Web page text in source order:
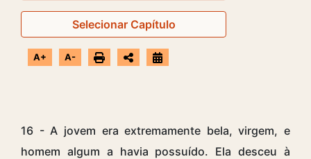
Selecionar Capítulo
A+ A-
16 - A jovem era extremamente bela, virgem, e
homem algum a havia possuído. Ela desceu à